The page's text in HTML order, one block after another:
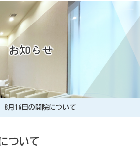
お知らせ
8月16日の開院について
ついて